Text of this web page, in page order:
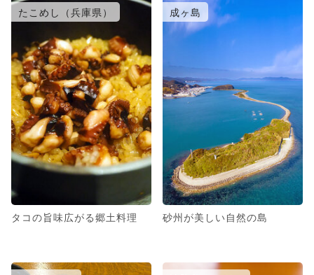
たこめし（兵庫県）
タコの旨味広がる郷土料理
成ヶ島
砂州が美しい自然の島